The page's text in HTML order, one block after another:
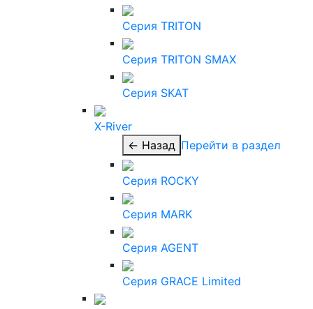
Серия TRITON
Серия TRITON SMAX
Серия SKAT
X-River
← Назад Перейти в раздел
Серия ROCKY
Серия MARK
Серия AGENT
Серия GRACE Limited